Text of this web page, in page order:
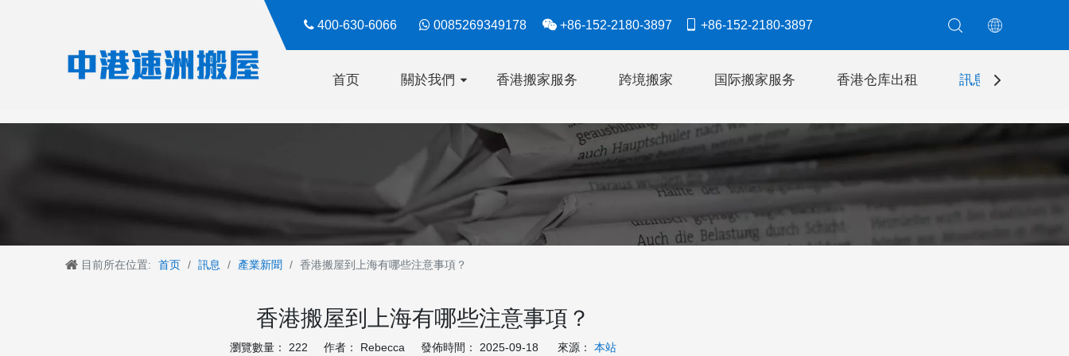
 400-630-6066  0085269349178  +86-152-2180-3897  +86-152-2180-3897​​​​​​​
首页 關於我們 香港搬家服务 跨境搬家 国际搬家服务 香港仓库出租 訊息
目前所在位置: 首页 / 訊息 / 產業新聞 / 香港搬屋到上海有哪些注意事項？
香港搬屋到上海有哪些注意事項？
瀏覽數量： 222 作者： Rebecca 發佈時間： 2025-09-18 來源： 本站